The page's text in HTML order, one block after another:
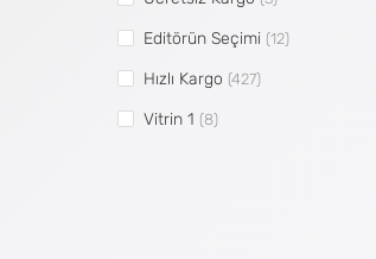
Editörün Seçimi (12)
Hızlı Kargo (427)
Vitrin 1 (8)